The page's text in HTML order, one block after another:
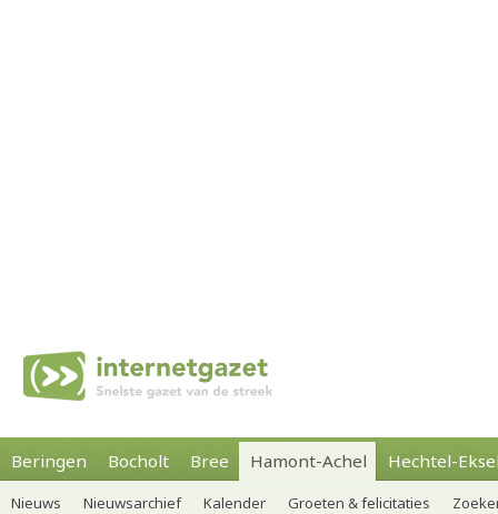
Beringen Bocholt Bree Hamont-Achel Hechtel-
Nieuws Nieuwsarchief Kalender Groeten & felicitaties